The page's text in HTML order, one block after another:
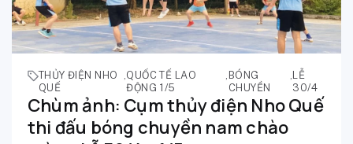
THỦY ĐIỆN NHO
QUẾ
,QUỐC TẾ LAO
ĐỘNG 1/5
, BÓNG
CHUYỀN
, LỄ
30/4
Chùm ảnh: Cụm thủy điện Nho Quế
thi đấu bóng chuyền nam chào